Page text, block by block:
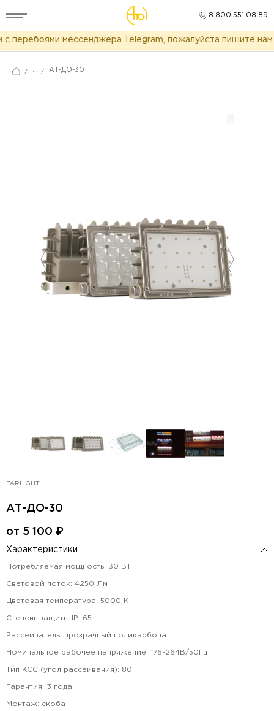
8 800 551 08 89
мессенджера Telegram, пожалуйста пишите нам в
/ ... / АТ-ДО-30
FARLIGHT
АТ-ДО-30
от 5 100 ₽
Характеристики
Потребляемая мощность: 30 ВТ
Световой поток: 4250 Лм
Цветовая температура: 5000 К
Степень защиты IP: 65
Рассеиватель: прозрачный поликарбонат
Номинальное рабочее напряжение: 176-264В/50Гц
Тип КСС (угол рассеивания): 80
Гарантия: 3 года
Монтаж: скоба